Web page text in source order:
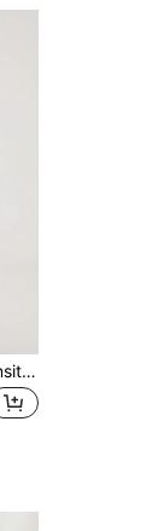
Naisten talviset lämpölegginsit kashmirvillasta, paksut lämpövuoratut taskupaikat, korkeavyötäröiset vatsaa tukevat housut Colanti